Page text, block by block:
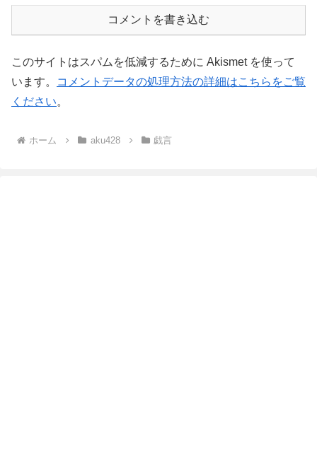
コメントを書き込む
このサイトはスパムを低減するために Akismet を使って
います。
コメントデータの処理方法の詳細はこちらをご覧
ください。
ホーム aku428 戯言